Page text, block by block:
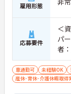
雇用形態
応募要件
＜
パ
者
基
車通勤可 未経験OK
産休･育休･介護休暇取得